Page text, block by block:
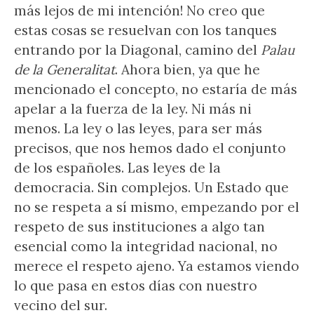
más lejos de mi intención! No creo que
estas cosas se resuelvan con los tanques
entrando por la Diagonal, camino del Palau
de la Generalitat. Ahora bien, ya que he
mencionado el concepto, no estaría de más
apelar a la fuerza de la ley. Ni más ni
menos. La ley o las leyes, para ser más
precisos, que nos hemos dado el conjunto
de los españoles. Las leyes de la
democracia. Sin complejos. Un Estado que
no se respeta a sí mismo, empezando por el
respeto de sus instituciones a algo tan
esencial como la integridad nacional, no
merece el respeto ajeno. Ya estamos viendo
lo que pasa en estos días con nuestro
vecino del sur.